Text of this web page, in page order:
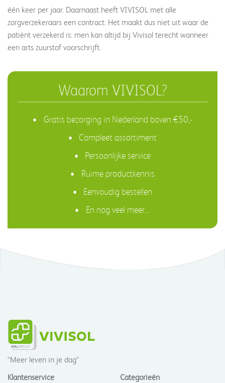
één keer per jaar. Daarnaast heeft VIVISOL met alle
zorgverzekeraars een contract. Het maakt dus niet uit waar de
patiënt verzekerd is: men kan altijd bij Vivisol terecht wanneer
een arts zuurstof voorschrijft.
Waarom VIVISOL?
Gratis bezorging in Nederland boven €50,-
Compleet assortiment
Persoonlijke service
Ruime productkennis
Eenvoudig bestellen
En nog veel meer....
"Meer leven in je dag"
Klantenservice
Categorieën